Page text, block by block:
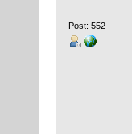
Post: 552